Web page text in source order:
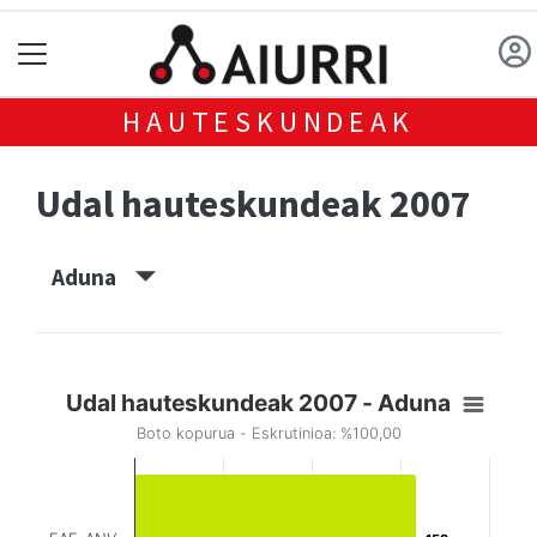
HAUTESKUNDEAK
Udal hauteskundeak 2007
Aduna
Udal hauteskundeak 2007 - Aduna
Boto kopurua - Eskrutinioa: %100,00